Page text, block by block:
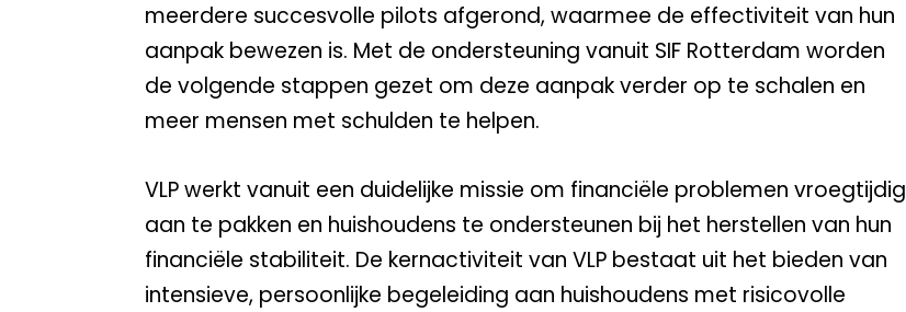
meerdere succesvolle pilots afgerond, waarmee de effectiviteit van hun
aanpak bewezen is. Met de ondersteuning vanuit SIF Rotterdam worden
de volgende stappen gezet om deze aanpak verder op te schalen en
meer mensen met schulden te helpen.
VLP werkt vanuit een duidelijke missie om financiële problemen vroegtijdig
aan te pakken en huishoudens te ondersteunen bij het herstellen van hun
financiële stabiliteit. De kernactiviteit van VLP bestaat uit het bieden van
intensieve, persoonlijke begeleiding aan huishoudens met risicovolle